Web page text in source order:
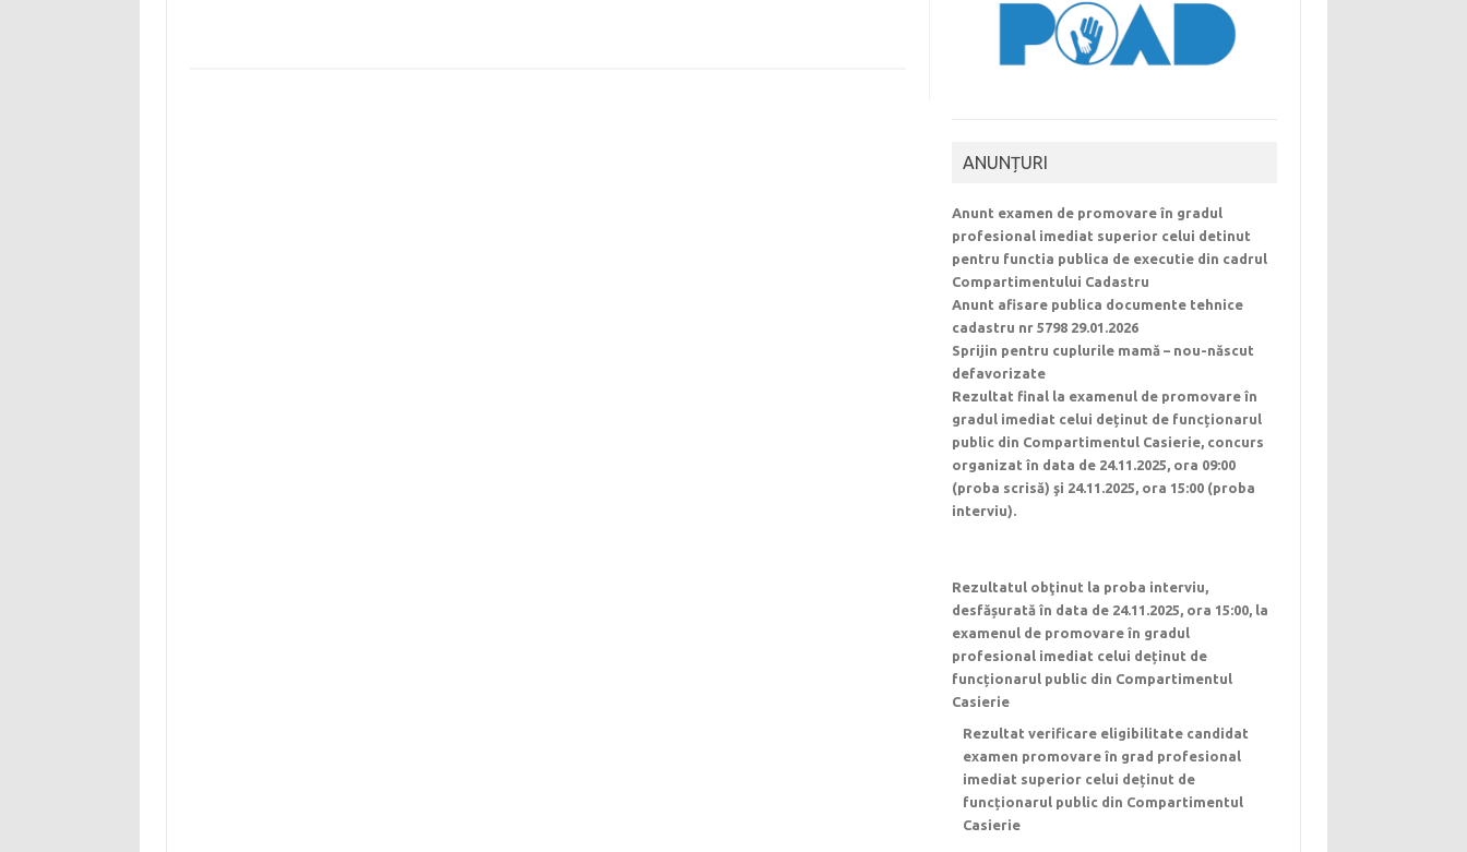
ANUNȚURI
Anunt examen de promovare în gradul
profesional imediat superior celui detinut
pentru functia publica de executie din cadrul
Compartimentului Cadastru
Anunt afisare publica documente tehnice
cadastru nr 5798 29.01.2026
Sprijin pentru cuplurile mamă – nou-născut
defavorizate
Rezultat final la examenul de promovare în
gradul imediat celui deținut de funcționarul
public din Compartimentul Casierie, concurs
organizat în data de 24.11.2025, ora 09:00
(proba scrisă) şi 24.11.2025, ora 15:00 (proba
interviu).
Rezultatul obţinut la proba interviu,
desfășurată în data de 24.11.2025, ora 15:00, la
examenul de promovare în gradul
profesional imediat celui deținut de
funcționarul public din Compartimentul
Casierie
Rezultat verificare eligibilitate candidat
examen promovare în grad profesional
imediat superior celui deținut de
funcționarul public din Compartimentul
Casierie